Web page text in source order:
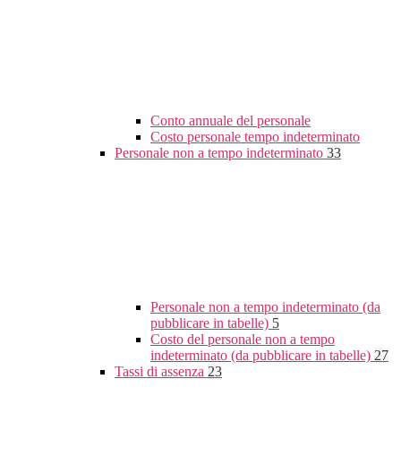
Conto annuale del personale
Costo personale tempo indeterminato
Personale non a tempo indeterminato 33
Personale non a tempo indeterminato (da
pubblicare in tabelle) 5
Costo del personale non a tempo
indeterminato (da pubblicare in tabelle) 27
Tassi di assenza 23